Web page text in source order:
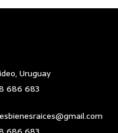
Uruguay
686 683